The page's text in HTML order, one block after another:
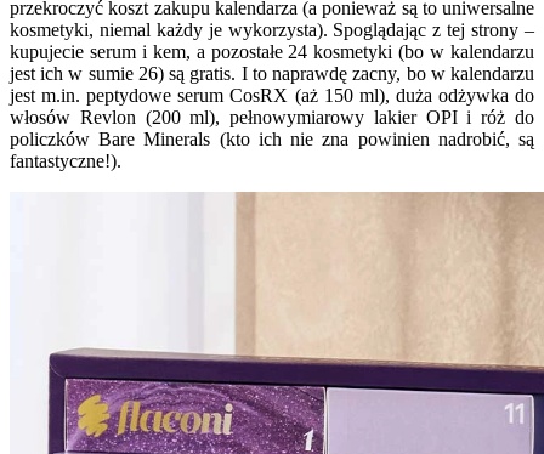
przekroczyć koszt zakupu kalendarza (a ponieważ są to uniwersalne
kosmetyki, niemal każdy je wykorzysta). Spoglądając z tej strony –
kupujecie serum i kem, a pozostałe 24 kosmetyki (bo w kalendarzu
jest ich w sumie 26) są gratis. I to naprawdę zacny, bo w kalendarzu
jest m.in. peptydowe serum CosRX (aż 150 ml), duża odżywka do
włosów Revlon (200 ml), pełnowymiarowy lakier OPI i róż do
policzków Bare Minerals (kto ich nie zna powinien nadrobić, są
fantastyczne!).